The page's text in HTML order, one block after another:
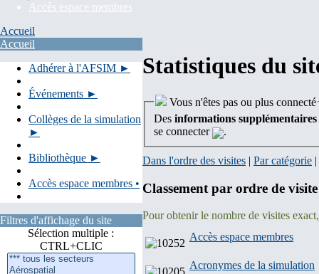
Accès espace membres
Accueil
Accueil
Adhérer à l'AFSIM ►
Événements ►
Collèges de la simulation
►
Bibliothèque ►
Accès espace membres •
Filtres d'affichage du site
Sélection multiple :
CTRL+CLIC
Statistiques du
Vous n'êtes pas ou plus connecté
Des informations supplémentaires
se connecter
.
Dans l'ordre des visites | Par catégorie |
Classement par ordre de visite
Pour obtenir le nombre de visites
Accès espace membres
Acronymes de la simulation